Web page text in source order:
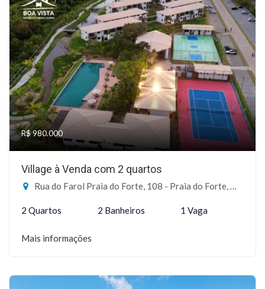
R$ 980.000
Village à Venda com 2 quartos
Rua do Farol Praia do Forte, 108 - Praia do Forte, Mata de São João-BA
2 Quartos 2 Banheiros 1 Vaga
Mais informações